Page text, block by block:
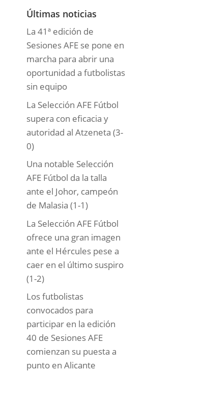
r
a
s
Últimas noticias
La 41ª edición de
Sesiones AFE se pone en
marcha para abrir una
oportunidad a futbolistas
sin equipo
La Selección AFE Fútbol
supera con eficacia y
autoridad al Atzeneta (3-
0)
Una notable Selección
AFE Fútbol da la talla
ante el Johor, campeón
de Malasia (1-1)
La Selección AFE Fútbol
ofrece una gran imagen
ante el Hércules pese a
caer en el último suspiro
(1-2)
Los futbolistas
convocados para
participar en la edición
40 de Sesiones AFE
comienzan su puesta a
punto en Alicante